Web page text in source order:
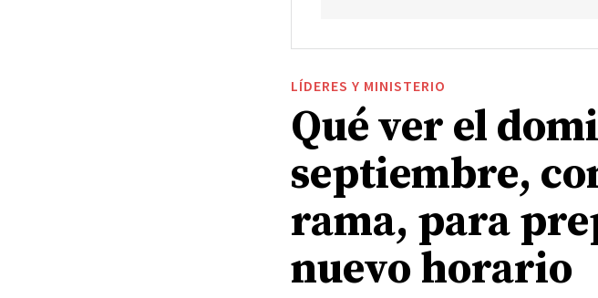
LÍDERES Y MINISTERIO
Qué ver el
septiembre,
rama, para
nuevo horario